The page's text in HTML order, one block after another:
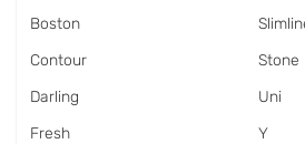
Boston
Contour
Darling
Fresh
Stone
Uni
Y